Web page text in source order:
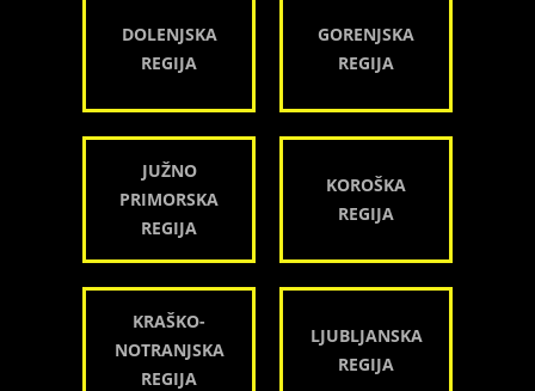
DOLENJSKA
REGIJA
GORENJSKA
REGIJA
JUŽNO
PRIMORSKA
REGIJA
KOROŠKA
REGIJA
KRAŠKO-
NOTRANJSKA
REGIJA
LJUBLJANSKA
REGIJA